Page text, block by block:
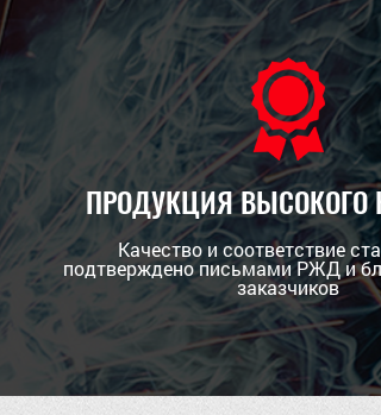
ПРОДУКЦИЯ ВЫСОКОГО
Качество и соответствие
подтверждено письмами РЖД и
заказчиков